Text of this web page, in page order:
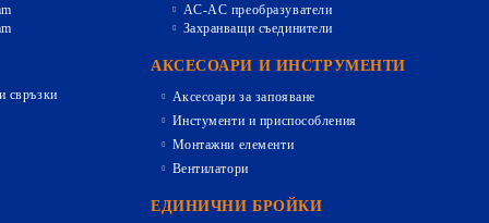
свръзки
AC-AC преобразуватели
Захранващи съединители
АКСЕСОАРИ И ИНСТРУМЕНТИ
Аксесоари за запояване
Инстументи и приспособления
Монтажни елементи
Вентилатори
ЕДИНИЧНИ БРОЙКИ